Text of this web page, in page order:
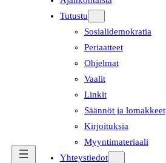
Tutustu
Sosialidemokratia
Periaatteet
Ohjelmat
Vaalit
Linkit
Säännöt ja lomakkeet
Kirjoituksia
Myyntimateriaali
Yhteystiedot